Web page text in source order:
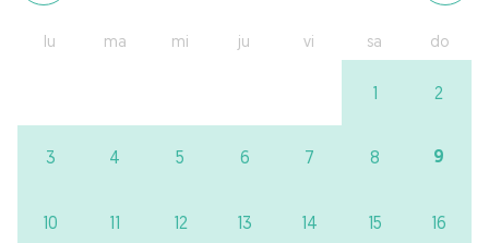
lu ma mi ju vi sa do
1 2
3 4 5 6 7 8 9
10 11 12 13 14 15 16